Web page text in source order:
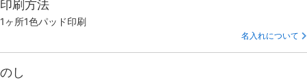
印刷方法
1ヶ所1色パッド印刷
名入れについて
のし